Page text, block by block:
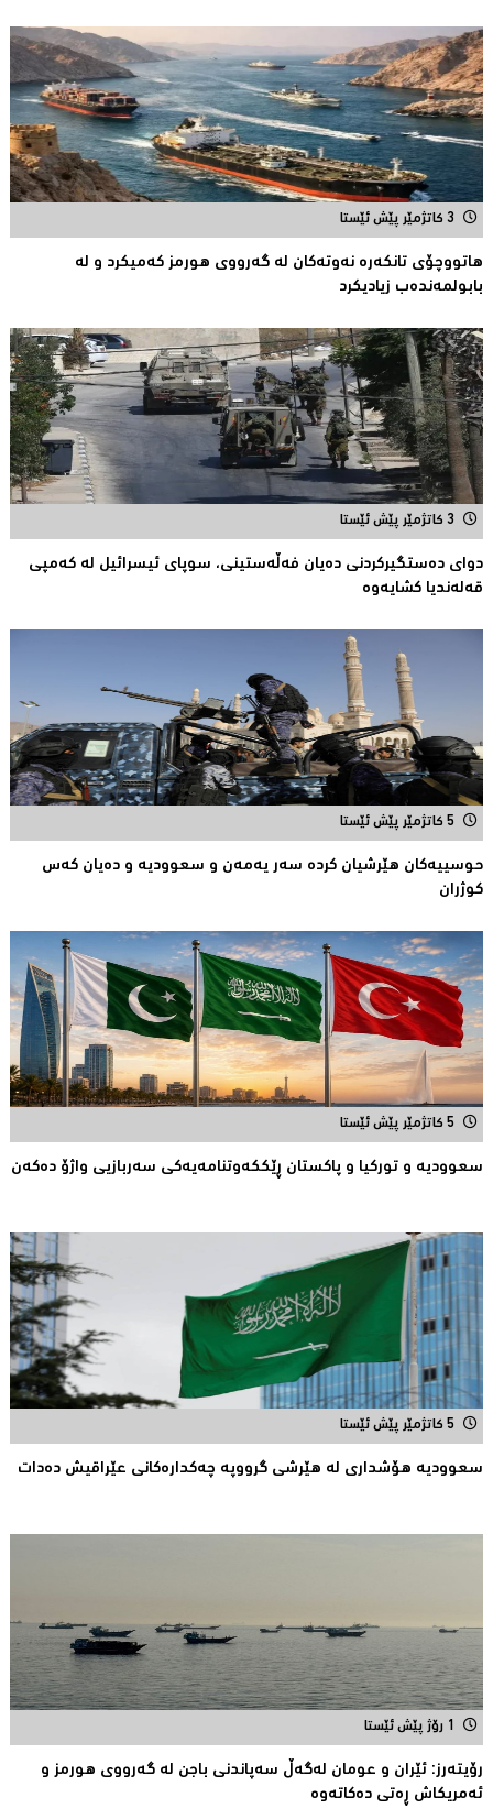
3 کاتژمێر پێش ئێستا
هاتووچۆی تانكەرە نەوتەكان لە گەرووی هورمز کەمیکرد و لە
بابولمەندەب زیادیكرد
3 کاتژمێر پێش ئێستا
دوای دەستگیركردنی دەیان فەڵەستینی، سوپای ئیسرائیل لە كەمپی
قەلەندیا كشایەوە
5 کاتژمێر پێش ئێستا
حوسییەكان هێرشیان كردە سەر یەمەن و سعوودیە و دەیان كەس
كوژران
5 کاتژمێر پێش ئێستا
سعوودیە و توركیا و پاكستان ڕێككەوتنامەیەكی سەربازیی واژۆ دەكەن
5 کاتژمێر پێش ئێستا
سعوودیە هۆشداری لە هێرشی گرووپە چەكدارەكانی عێراقیش دەدات
1 رۆژ پێش ئێستا
رۆیتەرز: ئێران و عومان لەگەڵ سەپاندنی باجن لە گەرووی هورمز و
ئەمریکاش ڕەتی دەکاتەوە